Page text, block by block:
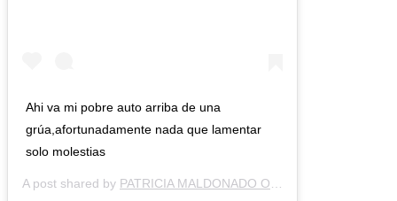
Ahi va mi pobre auto arriba de una
grúa,afortunadamente nada que lamentar
solo molestias
A post shared by PATRICIA MALDONADO OFICIAL